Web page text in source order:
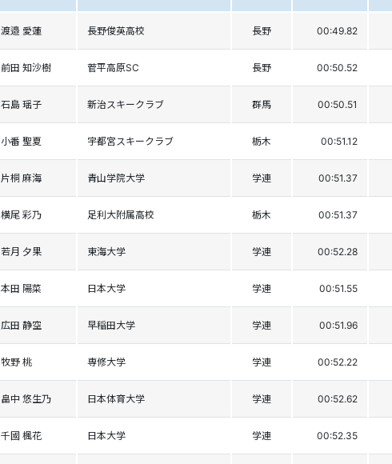
渡邉 愛蓮 長野俊英高校 長野 00:49.82
前田 知沙樹 菅平高原SC 長野 00:50.52
石島 瑶子 新治スキークラブ 群馬 00:50.51
小番 聖夏 宇都宮スキークラブ 栃木 00:51.12
片桐 麻海 青山学院大学 学連 00:51.37
横尾 彩乃 足利大附属高校 栃木 00:51.37
若月 夕果 東海大学 学連 00:52.28
本田 陽菜 日本大学 学連 00:51.55
広田 静空 早稲田大学 学連 00:51.96
牧野 桃 専修大学 学連 00:52.22
畠中 悠生乃 日本体育大学 学連 00:52.62
千國 楓花 日本大学 学連 00:52.35